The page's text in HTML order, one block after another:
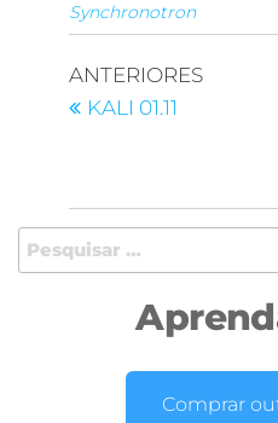
Synchronotron
ANTERIORES
KALI 01.11
Comprar